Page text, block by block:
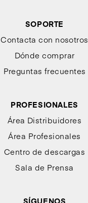
SOPORTE
Contacta con nosotros
Dónde comprar
Preguntas frecuentes
PROFESIONALES
Área Distribuidores
Área Profesionales
Centro de descargas
Sala de Prensa
SÍGUENOS